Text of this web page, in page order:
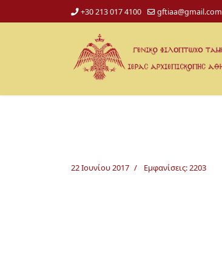
+30 213 017 4100 gftiaa@gmail.com
22 Ιουνίου 2017 Εμφανίσεις: 2203